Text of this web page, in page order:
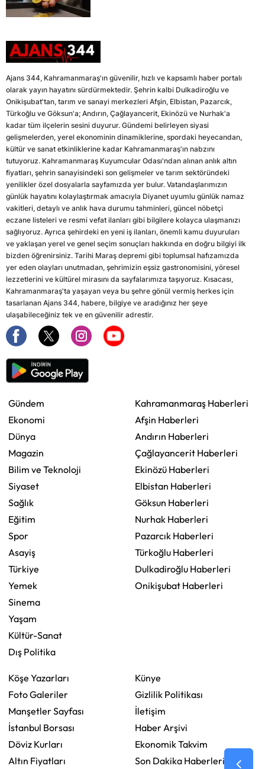
Ajans 344, Kahramanmaraş'ın güvenilir, hızlı ve kapsamlı haber portalı
olarak yayın hayatını sürdürmektedir. Şehrin kalbi Dulkadiroğlu ve
Onikişubat'tan, tarım ve sanayi merkezleri Afşin, Elbistan, Pazarcık,
Türkoğlu ve Göksun'a; Andırın, Çağlayancerit, Ekinözü ve Nurhak'a
kadar tüm ilçelerin sesini duyurur. Gündemi belirleyen siyasi
gelişmelerden, yerel ekonominin dinamiklerine, spordaki heyecandan,
kültür ve sanat etkinliklerine kadar Kahramanmaraş'ın nabzını
tutuyoruz. Kahramanmaraş Kuyumcular Odası'ndan alınan anlık altın
fiyatları, şehrin sanayisindeki son gelişmeler ve tarım sektöründeki
yenilikler özel dosyalarla sayfamızda yer bulur. Vatandaşlarımızın
günlük hayatını kolaylaştırmak amacıyla Diyanet uyumlu günlük namaz
vakitleri, detaylı ve anlık hava durumu tahminleri, güncel nöbetçi
eczane listeleri ve resmi vefat ilanları gibi bilgilere kolayca ulaşmanızı
sağlıyoruz. Ayrıca şehirdeki en yeni iş ilanları, önemli kamu duyuruları
ve yaklaşan yerel ve genel seçim sonuçları hakkında en doğru bilgiyi ilk
bizden öğrenirsiniz. Tarihi Maraş depremi gibi toplumsal hafızamızda
yer eden olayları unutmadan, şehrimizin eşsiz gastronomisini, yöresel
lezzetlerini ve kültürel mirasını da sayfalarımıza taşıyoruz. Kısacası,
Kahramanmaraş'ta yaşayan veya bu şehre gönül vermiş herkes için
tasarlanan Ajans 344, habere, bilgiye ve aradığınız her şeye
ulaşabileceğiniz tek ve en güvenilir adrestir.
Gündem
Ekonomi
Dünya
Magazin
Bilim ve Teknoloji
Siyaset
Sağlık
Eğitim
Spor
Asayiş
Türkiye
Yemek
Sinema
Yaşam
Kültür-Sanat
Dış Politika
Kahramanmaraş Haberleri
Afşin Haberleri
Andırın Haberleri
Çağlayancerit Haberleri
Ekinözü Haberleri
Elbistan Haberleri
Göksun Haberleri
Nurhak Haberleri
Pazarcık Haberleri
Türkoğlu Haberleri
Dulkadiroğlu Haberleri
Onikişubat Haberleri
Köşe Yazarları
Foto Galeriler
Manşetler Sayfası
İstanbul Borsası
Döviz Kurları
Altın Fiyatları
Künye
Gizlilik Politikası
İletişim
Haber Arşivi
Ekonomik Takvim
Son Dakika Haberleri